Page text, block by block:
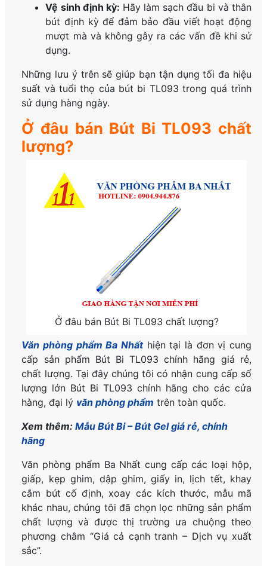
Vệ sinh định kỳ: Hãy làm sạch đầu bi và thân
bút định kỳ để đảm bảo đầu viết hoạt động
mượt mà và không gây ra các vấn đề khi sử
dụng.
Những lưu ý trên sẽ giúp bạn tận dụng tối đa hiệu
suất và tuổi thọ của bút bi TL093 trong quá trình
sử dụng hàng ngày.
Ở đâu bán Bút Bi TL093 chất
lượng?
Ở đâu bán Bút Bi TL093 chất lượng?
Văn phòng phẩm Ba Nhấthiện tại là đơn vị cung
cấp sản phẩm Bút Bi TL093 chính hãng giá rẻ,
chất lượng. Tại đây chúng tôi có nhận cung cấp số
lượng lớn Bút Bi TL093chính hãng cho các cửa
hàng, đại lý văn phòng phẩm trên toàn quốc.
Xem thêm:Mẫu Bút Bi – Bút Gel giá rẻ, chính
hãng
Văn phòng phẩm Ba Nhất cung cấp các loại hộp,
giấp, kẹp ghim, dập ghim, giấy in, lịch tết, khay
cắm bút cố định, xoay các kích thước, mẫu mã
khác nhau, chúng tôi đã chọn lọc những sản phẩm
chất lượng và được thị trường ưa chuộng theo
phương châm “Giá cả cạnh tranh – Dịch vụ xuất
sắc”.